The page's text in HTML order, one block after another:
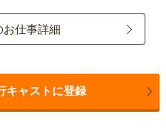
お仕事詳細
キャストに登録